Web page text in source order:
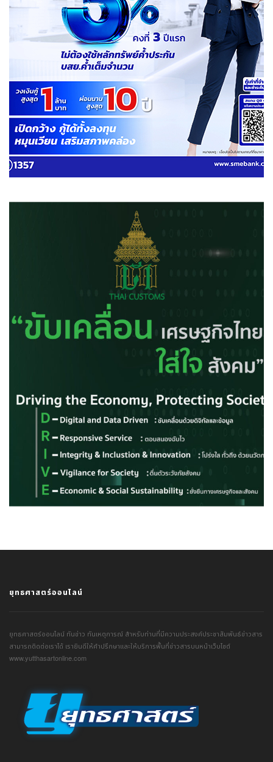
ยุทธศาสตร์ออนไลน์
ยุทธศาสตร์ออนไลน์ ทันข่าว ทันเหตุการณ์ สำหรับท่านที่มีความประสงค์ประชาสัมพันธ์ข่าวสาร
สามารถติดต่อเราได้ เรายินดีให้คำปรึกษาและให้บริการพื้นที่ข่าวสารบนหน้าเว็บไซต์
www.yutthasartonline.com